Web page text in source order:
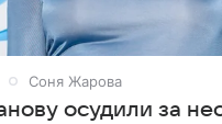
Соня Жарова
осудили за